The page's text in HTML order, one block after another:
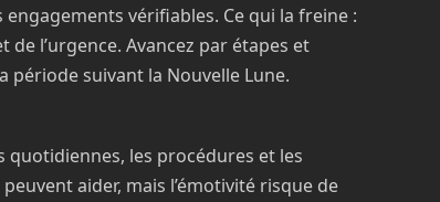
vérifiables. Ce qui la freine :
de l’urgence. Avancez par étapes et
période suivant la Nouvelle Lune.
quotidiennes, les procédures et les
aider, mais l’émotivité risque de